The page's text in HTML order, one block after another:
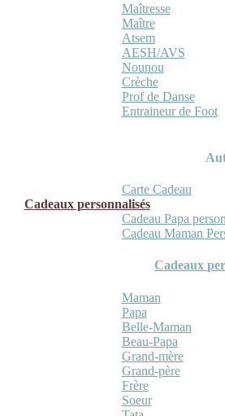
Maîtresse
Maître
Atsem
AESH/AVS
Nounou
Crèche
Prof de Danse
Entraineur de Foot
Carte Cadeau
Cadeaux personnalisés
Cadeau Papa
Cadeau Maman
Cadeaux
Maman
Papa
Belle-Maman
Beau-Papa
Grand-mère
Grand-père
Frère
Soeur